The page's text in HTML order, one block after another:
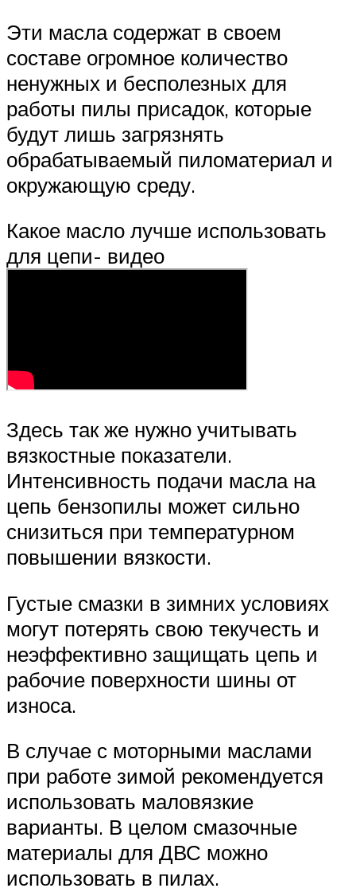
Эти масла содержат в своем
составе огромное количество
ненужных и бесполезных для
работы пилы присадок, которые
будут лишь загрязнять
обрабатываемый пиломатериал и
окружающую среду.
Какое масло лучше использовать
для цепи- видео
Здесь так же нужно учитывать
вязкостные показатели.
Интенсивность подачи масла на
цепь бензопилы может сильно
снизиться при температурном
повышении вязкости.
Густые смазки в зимних условиях
могут потерять свою текучесть и
неэффективно защищать цепь и
рабочие поверхности шины от
износа.
В случае с моторными маслами
при работе зимой рекомендуется
использовать маловязкие
варианты. В целом смазочные
материалы для ДВС можно
использовать в пилах.